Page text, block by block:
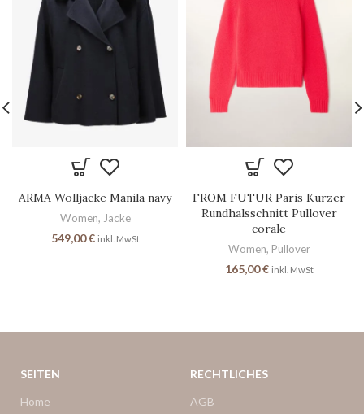
ARMA Wolljacke Manila navy
Women, Jacke
549,00€ inkl. MwSt
FROM FUTUR Paris Kurzer
Rundhalsschnitt Pullover
corale
Women, Pullover
165,00€ inkl. MwSt
SEITEN
Home
RECHTLICHES
AGB